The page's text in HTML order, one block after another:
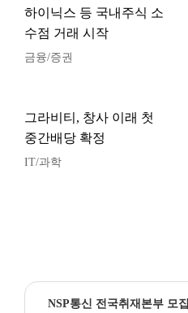
하이닉스 등 국내주식 소
수점 거래 시작
금융/증권
그라비티, 창사 이래 첫
중간배당 확정
IT/과학
NSP통신 전국취재본부 모집